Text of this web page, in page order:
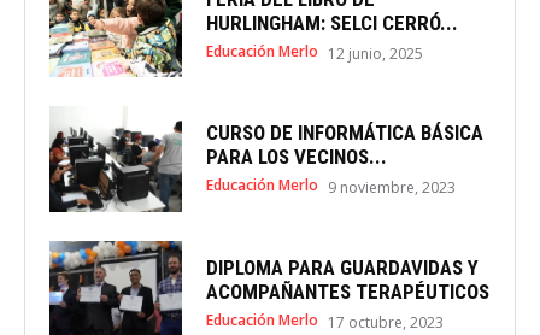
HURLINGHAM: SELCI CERRÓ...
Educación Merlo 12 junio, 2025
CURSO DE INFORMÁTICA BÁSICA
PARA LOS VECINOS...
Educación Merlo 9 noviembre, 2023
DIPLOMA PARA GUARDAVIDAS Y
ACOMPAÑANTES TERAPÉUTICOS
Educación Merlo 17 octubre, 2023